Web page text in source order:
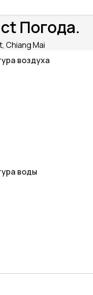
Погода.
Chiang Mai
воздуха
воды